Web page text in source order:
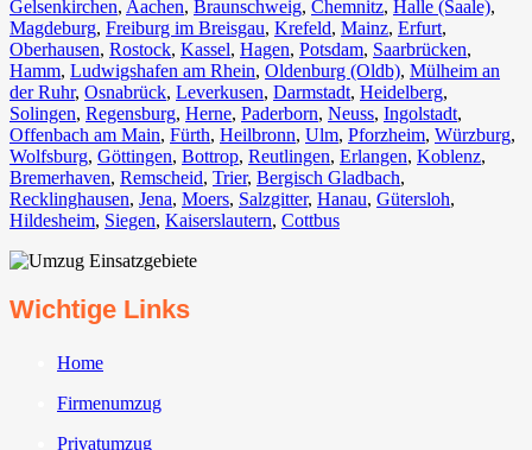
Gelsenkirchen⁠, Aachen⁠, Braunschweig, Chemnitz⁠, Halle (Saale)⁠,
Magdeburg, Freiburg im Breisgau⁠, Krefeld⁠, Mainz⁠, Erfurt,
Oberhausen⁠, Rostock⁠, Kassel⁠, Hagen, Potsdam, Saarbrücken⁠,
Hamm, Ludwigshafen am Rhein⁠, Oldenburg (Oldb), Mülheim an
der Ruhr, Osnabrück⁠, Leverkusen, Darmstadt⁠, Heidelberg,
Solingen, Regensburg, Herne⁠, Paderborn, Neuss, Ingolstadt,
Offenbach am Main, Fürth⁠, Heilbronn, Ulm⁠, Pforzheim, Würzburg,
Wolfsburg⁠, Göttingen, Bottrop, Reutlingen, Erlangen⁠, Koblenz,
Bremerhaven⁠, Remscheid, Trier⁠, Bergisch Gladbach,
Recklinghausen, Jena⁠, Moers⁠, Salzgitter⁠, Hanau, Gütersloh,
Hildesheim⁠, Siegen⁠, Kaiserslautern⁠, Cottbus⁠
Wichtige Links
Home
Firmenumzug
Privatumzug